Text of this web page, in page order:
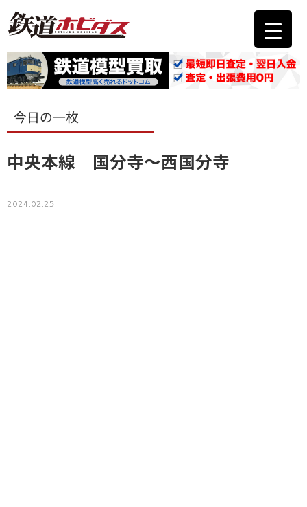
今日の一枚
中央本線 国分寺〜西国分寺
2024.02.25